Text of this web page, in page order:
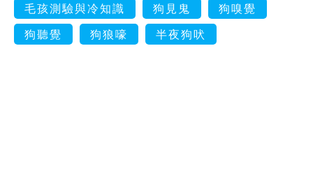
毛孩測驗與冷知識
狗見鬼
狗嗅覺
狗聽覺
狗狼嚎 半夜狗吠